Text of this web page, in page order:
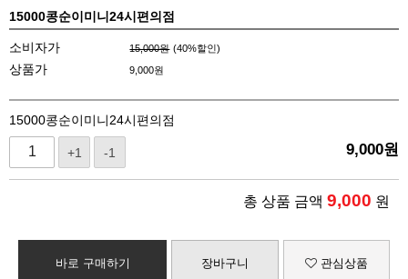
15000콩순이미니24시편의점
소비자가 15,000원 (40%할인)
상품가 9,000원
15000콩순이미니24시편의점
+1 -1 9,000원
총 상품 금액 9,000 원
바로 구매하기 장바구니 관심상품